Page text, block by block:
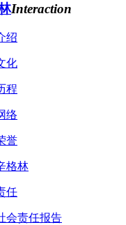
Interaction
绍
化
程
络
誉
格林
任
会责任报告